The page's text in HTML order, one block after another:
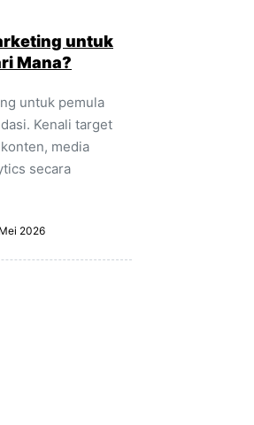
untuk
Mana?
untuk pemula
Kenali target
media
secara
2026